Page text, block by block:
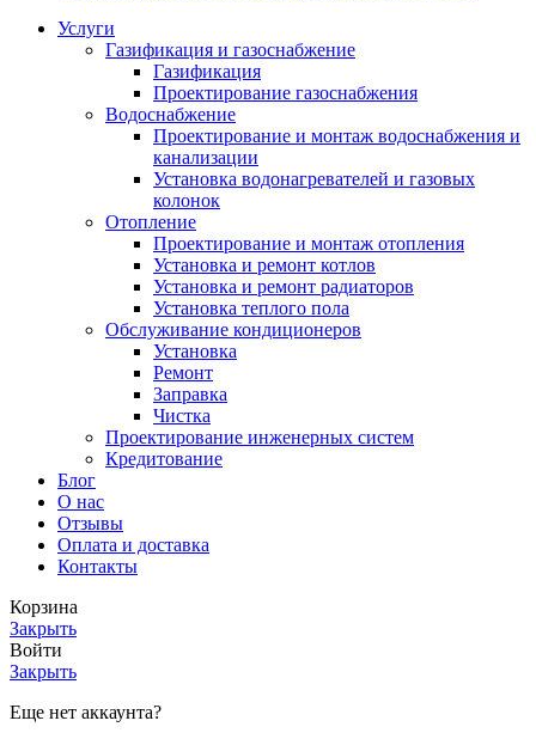
Услуги
Газификация и газоснабжение
Газификация
Проектирование газоснабжения
Водоснабжение
Проектирование и монтаж водоснабжения и
канализации
Установка водонагревателей и газовых
колонок
Отопление
Проектирование и монтаж отопления
Установка и ремонт котлов
Установка и ремонт радиаторов
Установка теплого пола
Обслуживание кондиционеров
Установка
Ремонт
Заправка
Чистка
Проектирование инженерных систем
Кредитование
Блог
О нас
Отзывы
Оплата и доставка
Контакты
Корзина
Закрыть
Войти
Закрыть
Еще нет аккаунта?